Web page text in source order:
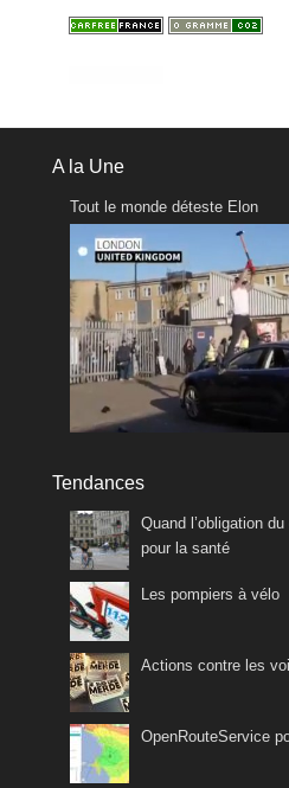
A la Une
Tout le monde déteste Elon
Tendances
Quand l’obligation
pour la santé
Les pompiers à vélo
Actions contre les
OpenRouteService